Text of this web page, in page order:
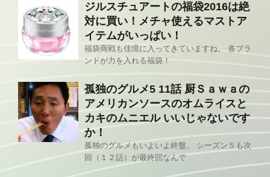
ジルスチュアートの福袋2016は絶
対に買い！メチャ使えるマストア
イテムがいっぱい！
福袋商戦も佳境に入ってきていますね。 各ブラ
ンドが力を入れる福袋！
孤独のグルメ5 11話 厨Ｓａｗａの
アメリカンソースのオムライスと
カキのムニエル いいじゃないです
か！
孤独のグルメもいよいよ終盤。 シーズン５も次
回（１２話）が最終回なんで